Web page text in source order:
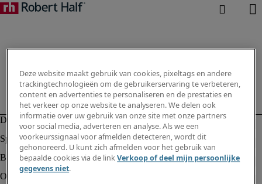
Deze website maakt gebruik van cookies, pixeltags en andere
trackingtechnologieën om de gebruikerservaring te verbeteren,
content en advertenties te personaliseren en de prestaties en
het verkeer op onze website te analyseren. We delen ook
informatie over uw gebruik van onze site met onze partners
voor social media, adverteren en analyse. Als we een
voorkeurssignaal voor afmelden detecteren, wordt dit
gehonoreerd. U kunt zich afmelden voor het gebruik van
bepaalde cookies via de linkVerkoop of deel mijn persoonlijke
gegevens niet.